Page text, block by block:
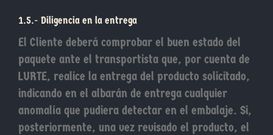
1.5.- Diligencia en la entrega
El Cliente deberá comprobar el buen estado del
paquete ante el transportista que, por cuenta de
LURTE, realice la entrega del producto solicitado,
indicando en el albarán de entrega cualquier
anomalía que pudiera detectar en el embalaje. Si,
posteriormente, una vez revisado el producto, el